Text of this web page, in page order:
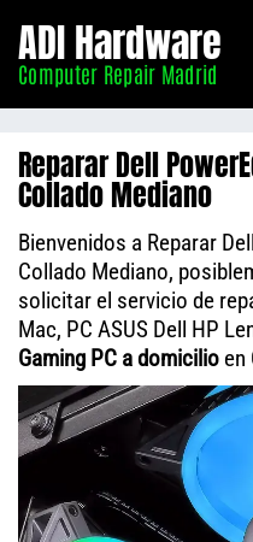
Madrid
ADI Hardware
Computer Repair Madrid
Reparar Dell
Collado Mediano
Bienvenidos a Reparar
Collado Mediano,
solicitar el servicio de
Mac, PC ASUS Dell HP
Gaming PC a domicilio en